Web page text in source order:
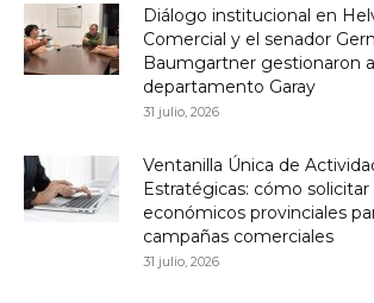
Diálogo institucional en
Comercial y el senador
Baumgartner gestionaron
departamento Garay
31 julio, 2026
Ventanilla Única de
Estratégicas: cómo
económicos provinciales
campañas comerciales
31 julio, 2026